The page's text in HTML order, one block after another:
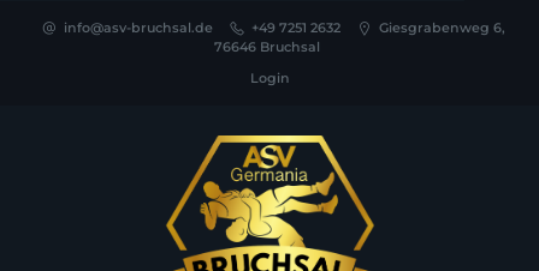
info@asv-bruchsal.de +49 7251 2632
Giesgrabenweg 6,
76646 Bruchsal
Login